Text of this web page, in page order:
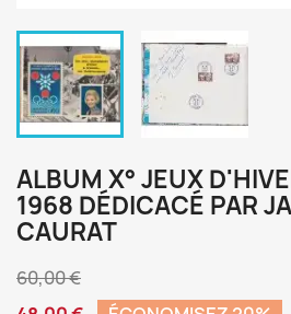
ALBUM X° JEUX
1968 DÉDICACÉ PAR
CAURAT
60,00 €